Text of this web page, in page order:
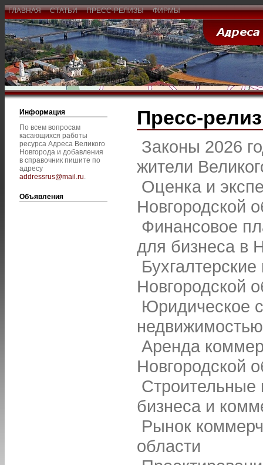
ГЛАВНАЯ СТАТЬИ ПРЕСС-РЕЛИЗЫ ФИРМЫ
Информация
По всем вопросам
касающихся работы
ресурса Адреса Великого
Новгорода и добавления
в справочник пишите по
адресу
addressrus@mail.ru.
Объявления
Пресс-
Законы 2026
жители
Оценка и
Новгородской
Финансовое
для бизнеса в
Новгородской
Юридическое
Аренда
Новгородской
Строительные
бизнеса и
Рынок
области